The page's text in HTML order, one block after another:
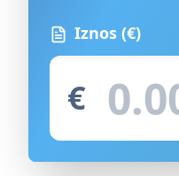
Iznos (€)
€